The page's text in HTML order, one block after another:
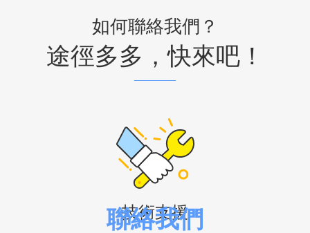
聯絡我們
如何聯絡我們？
途徑多多，快來吧！
技術支援